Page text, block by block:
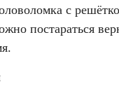
с
постараться